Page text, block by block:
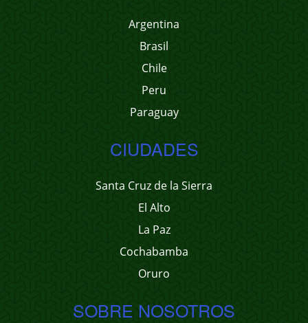
Argentina
Brasil
Chile
Peru
Paraguay
CIUDADES
Santa Cruz de la Sierra
El Alto
La Paz
Cochabamba
Oruro
SOBRE NOSOTROS